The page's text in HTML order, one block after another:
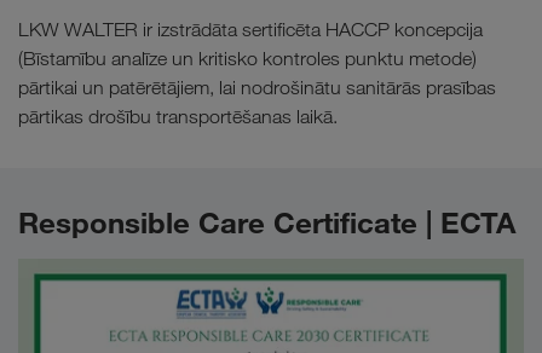
LKW WALTER ir izstrādāta sertificēta HACCP koncepcija
(Bīstamību analīze un kritisko kontroles punktu metode)
pārtikai un patērētājiem, lai nodrošinātu sanitārās prasības
pārtikas drošību transportēšanas laikā.
Responsible Care Certificate | ECTA